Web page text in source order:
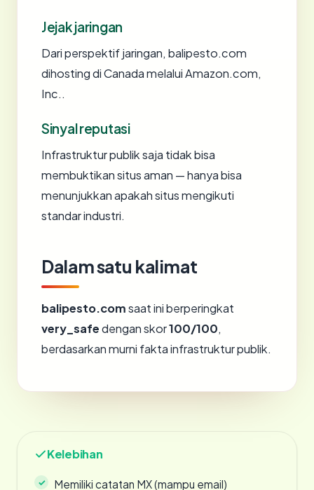
Jejak jaringan
Dari perspektif jaringan, balipesto.com
dihosting di Canada melalui Amazon.com,
Inc..
Sinyal reputasi
Infrastruktur publik saja tidak bisa
membuktikan situs aman — hanya bisa
menunjukkan apakah situs mengikuti
standar industri.
Dalam satu kalimat
balipesto.comsaat ini berperingkat
very_safedengan skor100/100,
berdasarkan murni fakta infrastruktur publik.
Kelebihan
Memiliki catatan MX (mampu email)